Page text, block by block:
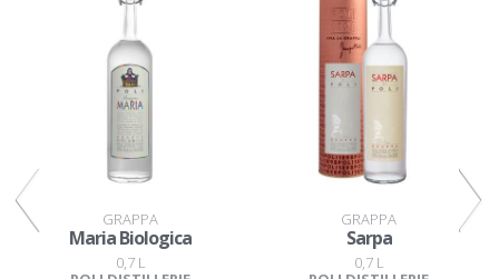
GRAPPA
Maria Biologica
0,7 L
GRAPPA
Sarpa
0,7 L